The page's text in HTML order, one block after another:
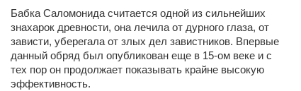
Бабка Саломонида считается одной из сильнейших
знахарок древности, она лечила от дурного глаза, от
зависти, уберегала от злых дел завистников. Впервые
данный обряд был опубликован еще в 15-ом веке и с
тех пор он продолжает показывать крайне высокую
эффективность.